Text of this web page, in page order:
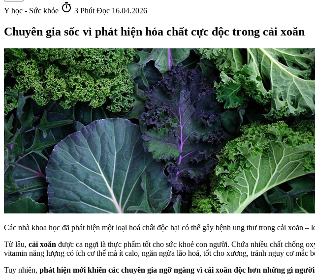
Y học - Sức khỏe timer 3 Phút Đọc 16.04.2026
Chuyên gia sốc vì phát hiện hóa chất cực độc trong cải xoăn
Các nhà khoa học đã phát hiện một loại hoá chất độc hại có thể gây bệnh ung thư trong cải xoăn
Từ lâu, cải xoăn được ca ngợi là thực phẩm tốt cho sức khoẻ con người. Chứa nhiều chất chống
vitamin năng lượng có ích cơ thể mà ít calo, ngăn ngừa lão hoá, tốt cho xương, tránh nguy cơ
Tuy nhiên, phát hiện mới khiến các chuyên gia ngỡ ngàng vì cải xoăn độc hơn những gì